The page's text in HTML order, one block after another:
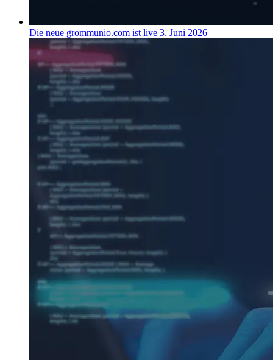
Die neue grommunio.com ist live 3. Juni 2026